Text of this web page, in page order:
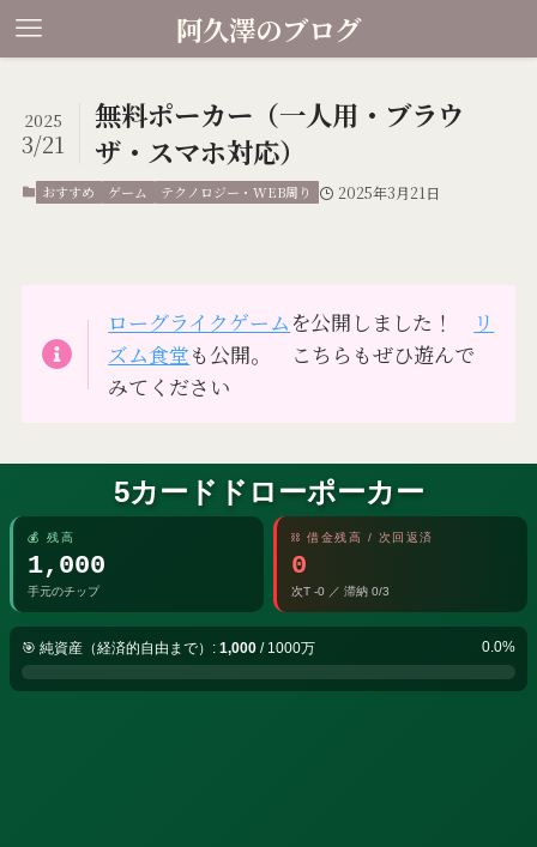
阿久澤のブログ
無料ポーカー（一人用・ブラウ
ザ・スマホ対応）
2025
3/21
おすすめ ゲーム テクノロジー・WEB周り 2025年3月21日
ローグライクゲーム を公開しました！
リ
ズム食堂も公開。 こちらもぜひ遊んで
みてください